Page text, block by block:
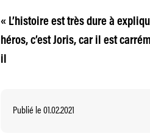
« L’histoire est très dure à
héros, c’est Joris, car il est
il
Publié le 01.02.2021